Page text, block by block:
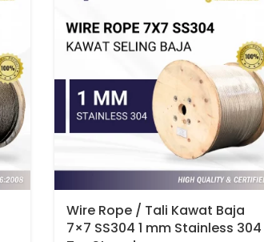
Wire Rope / Tali Kawat Baja
7×7 SS304 1 mm Stainless 304